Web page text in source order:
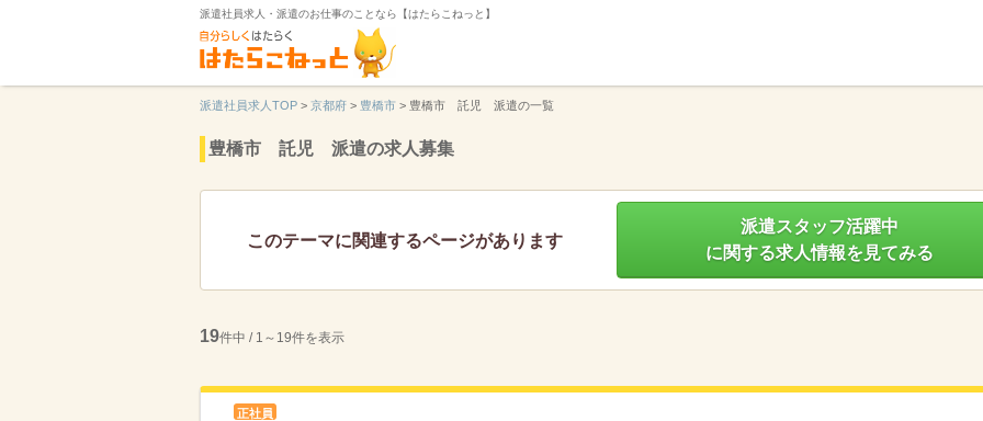
派遣社員求人・派遣のお仕事のことなら【はたらこねっと】
派遣社員求人TOP > 京都府 > 豊橋市 > 豊橋市 託児 派遣の一覧
豊橋市 託児 派遣の求人募集
このテーマに関連するページがあります
派遣スタッフ活躍中
に関する求人情報を見てみる
19件中 / 1～19件を表示
正社員